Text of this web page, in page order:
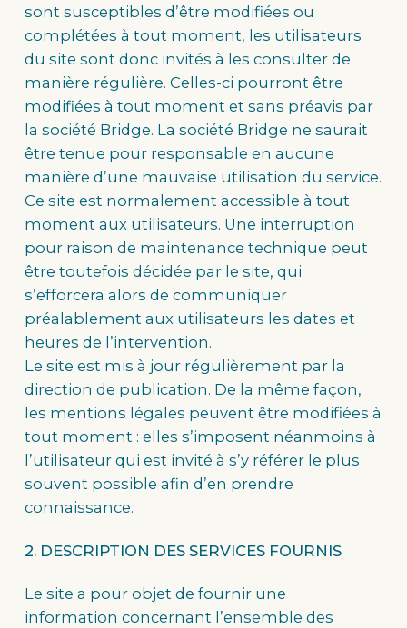
sont susceptibles d’être modifiées ou
complétées à tout moment, les utilisateurs
du site sont donc invités à les consulter de
manière régulière. Celles-ci pourront être
modifiées à tout moment et sans préavis par
la société Bridge. La société Bridge ne saurait
être tenue pour responsable en aucune
manière d’une mauvaise utilisation du service.
Ce site est normalement accessible à tout
moment aux utilisateurs. Une interruption
pour raison de maintenance technique peut
être toutefois décidée par le site, qui
s’efforcera alors de communiquer
préalablement aux utilisateurs les dates et
heures de l’intervention.
Le site est mis à jour régulièrement par la
direction de publication. De la même façon,
les mentions légales peuvent être modifiées à
tout moment : elles s’imposent néanmoins à
l’utilisateur qui est invité à s’y référer le plus
souvent possible afin d’en prendre
connaissance.
2. DESCRIPTION DES SERVICES FOURNIS
Le site a pour objet de fournir une
information concernant l’ensemble des